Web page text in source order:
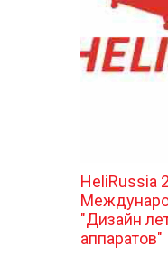
HeliRussia
"Дизайн
аппаратов"